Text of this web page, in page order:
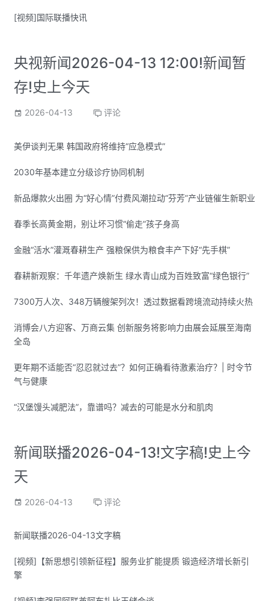
[视频]国际联播快讯
央视新闻2026-04-13 12:00!新闻暂
存!史上今天
2026-04-13 评论
美伊谈判无果 韩国政府将维持“应急模式”
2030年基本建立分级诊疗协同机制
新品爆款火出圈 为“好心情”付费风潮拉动“芬芳”产业链催生新职业
春季长高黄金期，别让坏习惯“偷走”孩子身高
金融“活水”灌溉春耕生产 强粮保供为粮食丰产下好“先手棋”
春耕新观察：千年遗产焕新生 绿水青山成为百姓致富“绿色银行”
7300万人次、348万辆艘架列次！透过数据看跨境流动持续火热
消博会八方迎客、万商云集 创新服务将影响力由展会延展至海南
全岛
更年期不适能否“忍忍就过去”？如何正确看待激素治疗？| 时令节
气与健康
“汉堡馒头减肥法”，靠谱吗？减去的可能是水分和肌肉
新闻联播2026-04-13!文字稿!史上今
天
2026-04-13 评论
新闻联播2026-04-13文字稿
[视频]【新思想引领新征程】服务业扩能提质 锻造经济增长新引
擎